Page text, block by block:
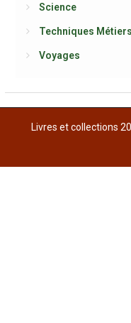
Science
Techniques Métiers
Voyages
Livres et collections